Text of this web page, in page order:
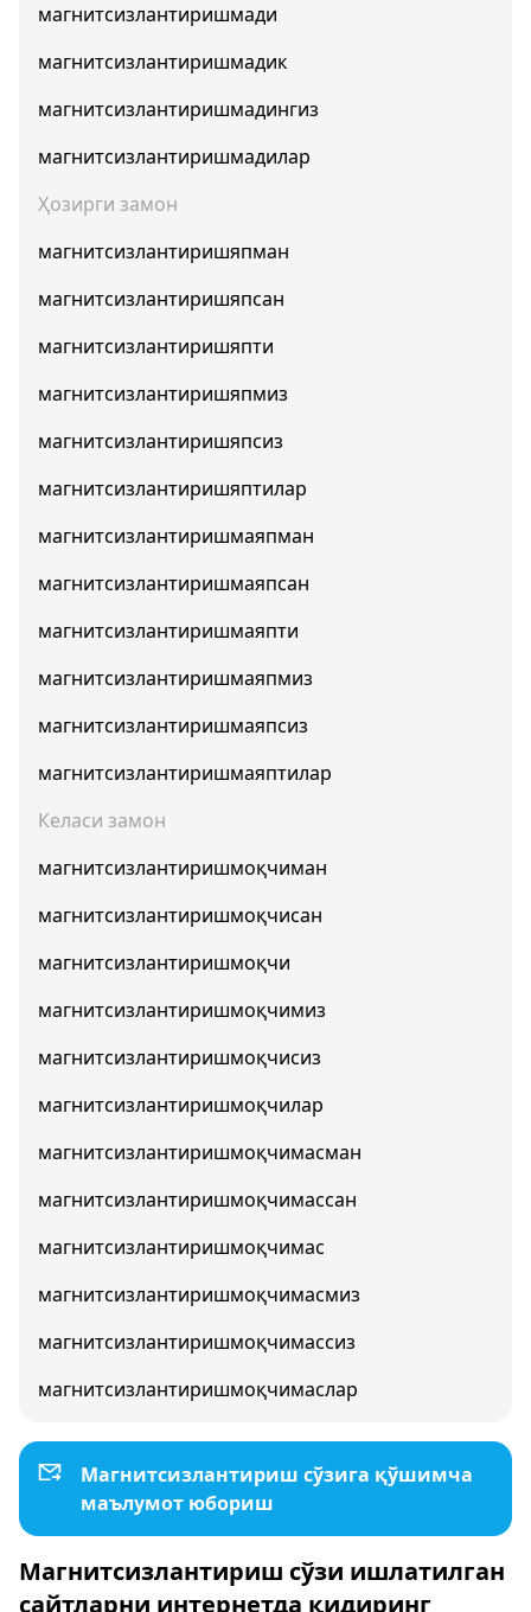
магнитсизлантиришмади
магнитсизлантиришмадик
магнитсизлантиришмадингиз
магнитсизлантиришмадилар
Ҳозирги замон
магнитсизлантиришяпман
магнитсизлантиришяпсан
магнитсизлантиришяпти
магнитсизлантиришяпмиз
магнитсизлантиришяпсиз
магнитсизлантиришяптилар
магнитсизлантиришмаяпман
магнитсизлантиришмаяпсан
магнитсизлантиришмаяпти
магнитсизлантиришмаяпмиз
магнитсизлантиришмаяпсиз
магнитсизлантиришмаяптилар
Келаси замон
магнитсизлантиришмоқчиман
магнитсизлантиришмоқчисан
магнитсизлантиришмоқчи
магнитсизлантиришмоқчимиз
магнитсизлантиришмоқчисиз
магнитсизлантиришмоқчилар
магнитсизлантиришмоқчимасман
магнитсизлантиришмоқчимассан
магнитсизлантиришмоқчимас
магнитсизлантиришмоқчимасмиз
магнитсизлантиришмоқчимассиз
магнитсизлантиришмоқчимаслар
Магнитсизлантириш сўзига қўшимча
маълумот юбориш
Магнитсизлантириш сўзи ишлатилган
сайтларни интернетда қидиринг